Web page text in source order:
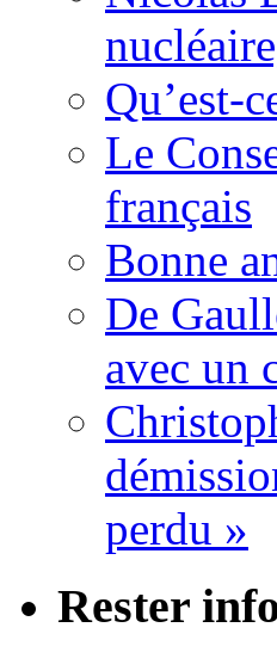
Qu’est-
Le
français
Bonne
De
avec un
perdu »
Rester